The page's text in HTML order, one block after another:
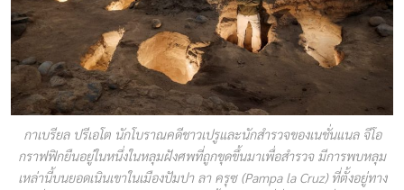
กาเบรียล ปรีเอโต นักโบราณคดีชาวเปรูและนักสำรวจของเนชั่นแนล จีโอ
กราฟฟิกยืนอยู่ในหนึ่งในหลุมฝังศพที่ถูกขุดขึ้นมาเพื่อสำรวจ มีการพบหลุม
เหล่านี้บนยอดเนินเขาในเมืองปัมปา ลา ครุซ (Pampa la Cruz) ที่ตั้งอยู่ทาง